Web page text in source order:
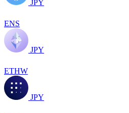
JPY
ENS
JPY
ETHW
JPY